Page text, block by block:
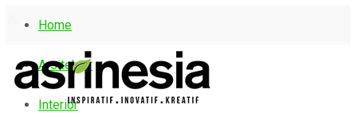
Home
Arsitektur
Interior